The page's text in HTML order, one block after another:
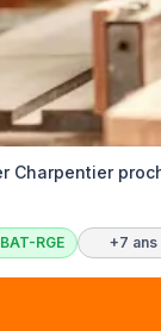
Charpentier
RGE +7